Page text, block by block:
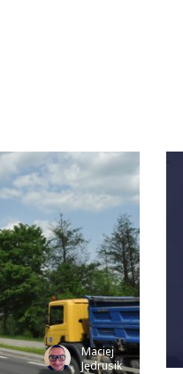
Maciej
Jędrusik